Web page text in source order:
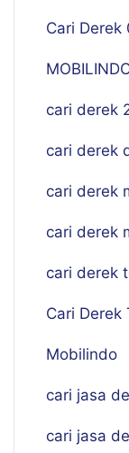
Cari Derek
cari derek
cari derek
cari derek
cari derek
cari derek
Cari
Mobilindo
cari jasa
cari jasa